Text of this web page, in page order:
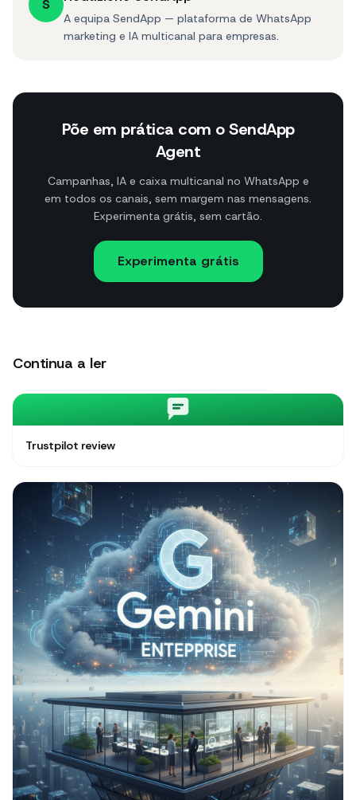
S
A equipa SendApp — plataforma de WhatsApp
marketing e IA multicanal para empresas.
Põe em prática com o SendApp
Agent
Campanhas, IA e caixa multicanal no WhatsApp e
em todos os canais, sem margem nas mensagens.
Experimenta grátis, sem cartão.
Experimenta grátis
Continua a ler
Trustpilot review